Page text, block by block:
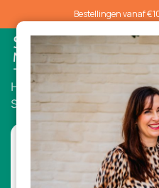
Bestellingen vanaf
Home/ Suncare/ Powder-
Sunscreen